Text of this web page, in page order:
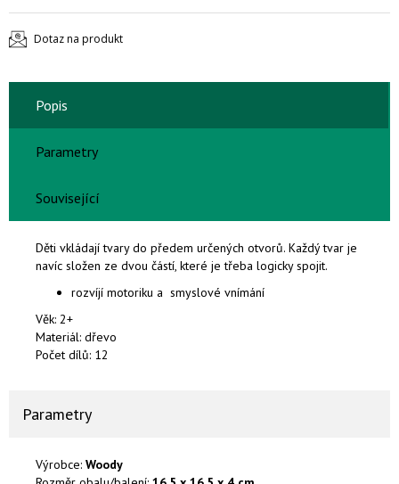
Dotaz na produkt
Popis
Parametry
Související
Děti vkládají tvary do předem určených otvorů. Každý tvar je
navíc složen ze dvou částí, které je třeba logicky spojit.
rozvíjí motoriku a smyslové vnímání
Věk: 2+
Materiál: dřevo
Počet dílů: 12
Parametry
Výrobce: Woody